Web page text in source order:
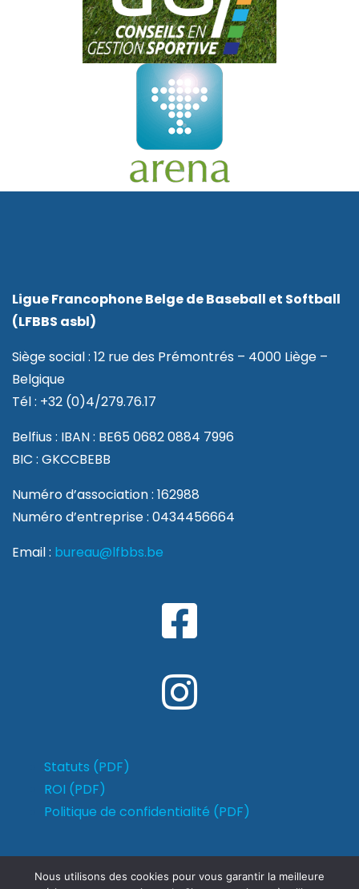
Ligue Francophone Belge de Baseball et Softball
(LFBBS asbl)
Siège social : 12 rue des Prémontrés – 4000 Liège –
Belgique
Tél : +32 (0)4/279.76.17
Belfius : IBAN : BE65 0682 0884 7996
BIC : GKCCBEBB
Numéro d’association : 162988
Numéro d’entreprise : 0434456664
Email : bureau@lfbbs.be
Statuts (PDF)
ROI (PDF)
Politique de confidentialité (PDF)
Nous utilisons des cookies pour vous garantir la meilleure